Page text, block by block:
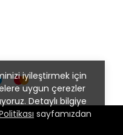
iyileştirmek için
uygun çerezler
Detaylı bilgiye
sayfamızdan